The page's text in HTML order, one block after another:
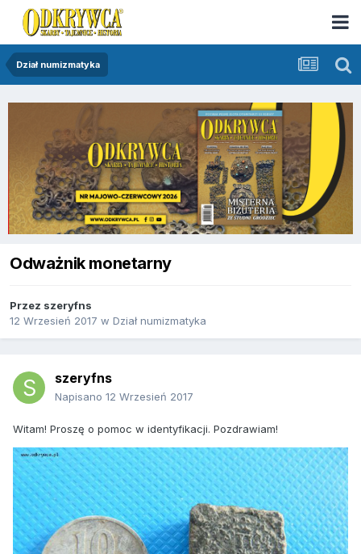
Dział numizmatyka
Odważnik monetarny
Przez szeryfns
12 Wrzesień 2017 w Dział numizmatyka
szeryfns
Napisano 12 Wrzesień 2017
Witam! Proszę o pomoc w identyfikacji. Pozdrawiam!